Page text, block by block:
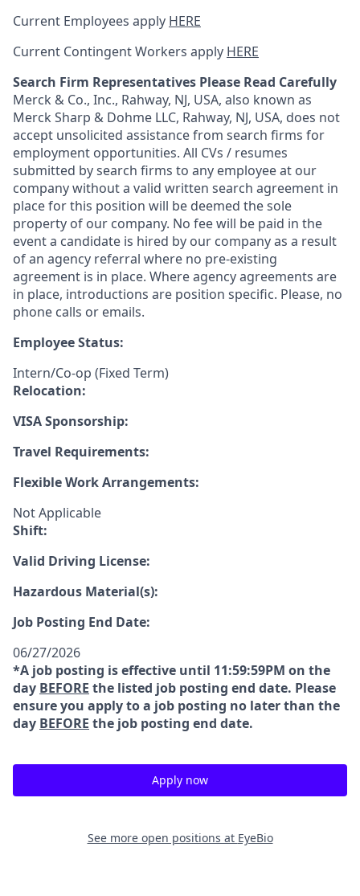
Current Employees apply HERE
Current Contingent Workers apply HERE
Search Firm Representatives Please Read Carefully
Merck & Co., Inc., Rahway, NJ, USA, also known as
Merck Sharp & Dohme LLC, Rahway, NJ, USA, does not
accept unsolicited assistance from search firms for
employment opportunities. All CVs / resumes
submitted by search firms to any employee at our
company without a valid written search agreement in
place for this position will be deemed the sole
property of our company. No fee will be paid in the
event a candidate is hired by our company as a result
of an agency referral where no pre-existing
agreement is in place. Where agency agreements are
in place, introductions are position specific. Please, no
phone calls or emails.
Employee Status:
Intern/Co-op (Fixed Term)
Relocation:
VISA Sponsorship:
Travel Requirements:
Flexible Work Arrangements:
Not Applicable
Shift:
Valid Driving License:
Hazardous Material(s):
Job Posting End Date:
06/27/2026
*A job posting is effective until 11:59:59PM on the
day BEFORE the listed job posting end date. Please
ensure you apply to a job posting no later than the
day BEFORE the job posting end date.
Apply now
See more open positions at EyeBio